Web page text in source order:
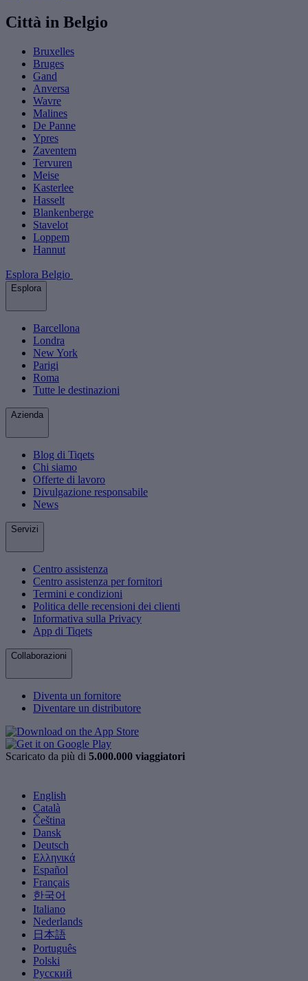
Città in Belgio
Bruxelles
Bruges
Gand
Anversa
Wavre
Malines
De Panne
Ypres
Zaventem
Tervuren
Meise
Kasterlee
Hasselt
Blankenberge
Stavelot
Loppem
Hannut
Esplora Belgio
Esplora
Barcellona
Londra
New York
Parigi
Roma
Tutte le destinazioni
Azienda
Blog di Tiqets
Chi siamo
Offerte di lavoro
Divulgazione responsabile
News
Servizi
Centro assistenza
Centro assistenza per fornitori
Termini e condizioni
Politica delle recensioni dei clienti
Informativa sulla Privacy
App di Tiqets
Collaborazioni
Diventa un fornitore
Diventare un distributore
Scaricato da più di 5.000.000 viaggiatori
English
Català
Čeština
Dansk
Deutsch
Ελληνικά
Español
Français
한국어
Italiano
Nederlands
日本語
Português
Polski
Русский